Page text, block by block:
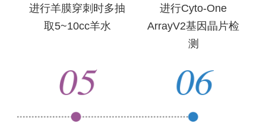
进行羊膜穿刺时多抽
取5~10cc羊水
进行Cyto-One
ArrayV2基因晶片检
测